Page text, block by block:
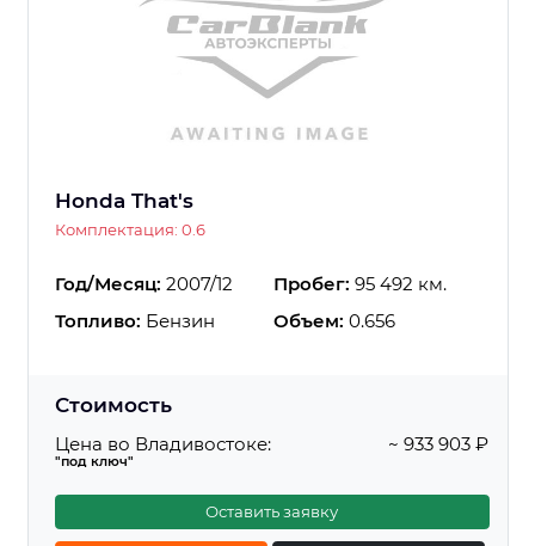
Honda That's
Комплектация: 0.6
Год/Месяц: 2007/12 Пробег: 95 492 км.
Топливо: Бензин Объем: 0.656
Стоимость
Цена во Владивостоке:
"под ключ"
~ 933 903 ₽
Оставить заявку